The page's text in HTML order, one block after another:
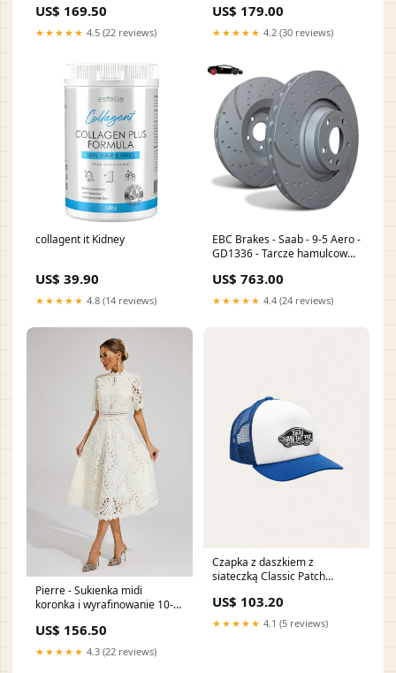
US$ 169.50
★★★★★ 4.5 (22 reviews)
US$ 179.00
★★★★★ 4.2 (30 reviews)
collagent it Kidney
US$ 39.90
★★★★★ 4.8 (14 reviews)
EBC Brakes - Saab - 9-5 Aero -
GD1336 - Tarcze hamulcowe
nawiercane seria GD (Para) -
Tył śrubynakretki
US$ 763.00
★★★★★ 4.4 (24 reviews)
Pierre - Sukienka midi
koronka i wyrafinowanie 10-
US$ 156.50
★★★★★ 4.3 (22 reviews)
Czapka z daszkiem z
siateczką Classic Patch
cm
US$ 103.20
★★★★★ 4.1 (5 reviews)